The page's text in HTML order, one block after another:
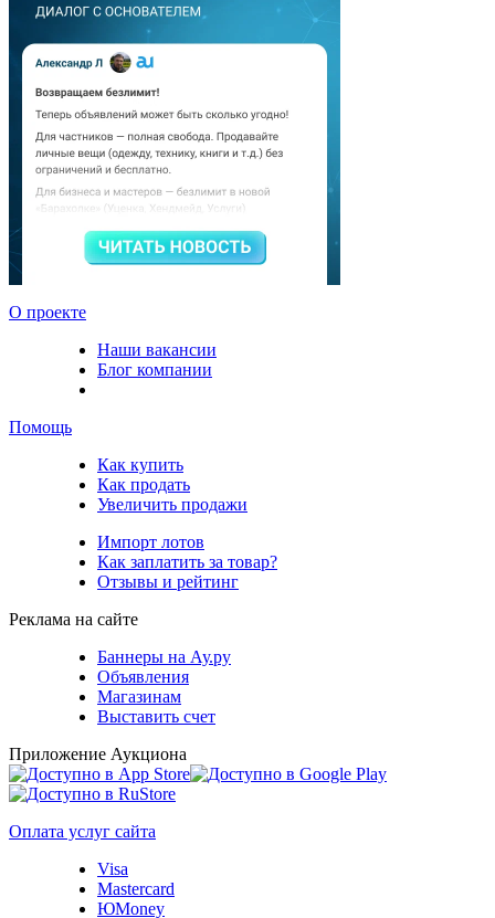
О проекте
Наши вакансии
Блог компании
Помощь
Как купить
Как продать
Увеличить продажи
Импорт лотов
Как заплатить за товар?
Отзывы и рейтинг
Реклама на сайте
Баннеры на Ау.ру
Объявления
Магазинам
Выставить счет
Приложение Аукциона
Оплата услуг сайта
Visa
Mastercard
ЮMoney